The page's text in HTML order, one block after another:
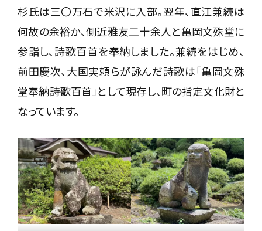
杉氏は三〇万石で米沢に入部。翌年、直江兼続は
何故の余裕か、側近雅友二十余人と亀岡文殊堂に
参詣し、詩歌百首を奉納しました。兼続をはじめ、
前田慶次、大国実頼らが詠んだ詩歌は「亀岡文殊
堂奉納詩歌百首」として現存し、町の指定文化財と
なっています。